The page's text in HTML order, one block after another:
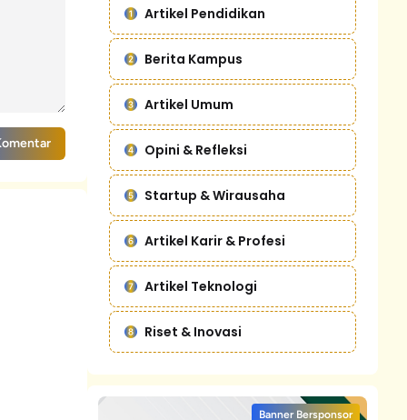
Artikel Pendidikan
Berita Kampus
Artikel Umum
Opini & Refleksi
Startup & Wirausaha
Artikel Karir & Profesi
Artikel Teknologi
Riset & Inovasi
Banner Bersponsor